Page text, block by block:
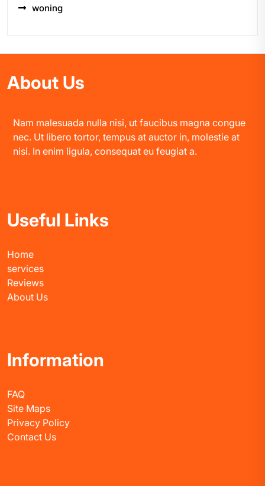
woning
About Us
Nam malesuada nulla nisi, ut faucibus magna congue
nec. Ut libero tortor, tempus at auctor in, molestie at
nisi. In enim ligula, consequat eu feugiat a.
Useful Links
Home
services
Reviews
About Us
Information
FAQ
Site Maps
Privacy Policy
Contact Us